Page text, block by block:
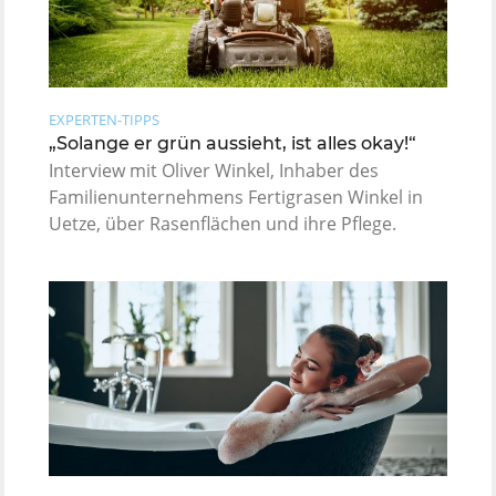
EXPERTEN-TIPPS
„Solange er grün aussieht, ist alles okay!“
Interview mit Oliver Winkel, Inhaber des
Familienunternehmens Fertigrasen Winkel in
Uetze, über Rasenflächen und ihre Pflege.